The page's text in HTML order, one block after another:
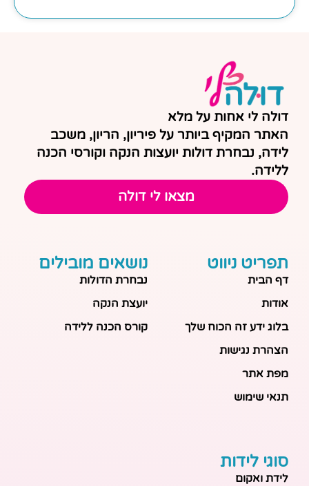
דולה לי אחות על מלא
האתר המקיף ביותר על פיריון, הריון, משכב
לידה, נבחרת דולות יועצות הנקה וקורסי הכנה
ללידה.
מצאו לי דולה
תפריט ניווט
דף הבית
אודות
בלוג ידע זה הכוח שלך
הצהרת נגישות
מפת אתר
תנאי שימוש
נושאים מובילים
נבחרת הדולות
יועצת הנקה
קורס הכנה ללידה
סוגי לידות
לידת ואקום